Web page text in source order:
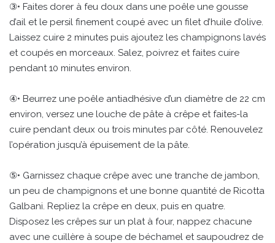
③• Faites dorer à feu doux dans une poêle une gousse
d’ail et le persil finement coupé avec un filet d’huile d’olive.
Laissez cuire 2 minutes puis ajoutez les champignons lavés
et coupés en morceaux. Salez, poivrez et faites cuire
pendant 10 minutes environ.
④• Beurrez une poêle antiadhésive d’un diamètre de 22 cm
environ, versez une louche de pâte à crêpe et faites-la
cuire pendant deux ou trois minutes par côté. Renouvelez
l’opération jusqu’à épuisement de la pâte.
⑤• Garnissez chaque crêpe avec une tranche de jambon,
un peu de champignons et une bonne quantité de Ricotta
Galbani. Repliez la crêpe en deux, puis en quatre.
Disposez les crêpes sur un plat à four, nappez chacune
avec une cuillère à soupe de béchamel et saupoudrez de